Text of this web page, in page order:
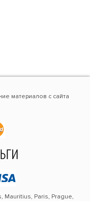
материалов с сайта
Paris, Prague,